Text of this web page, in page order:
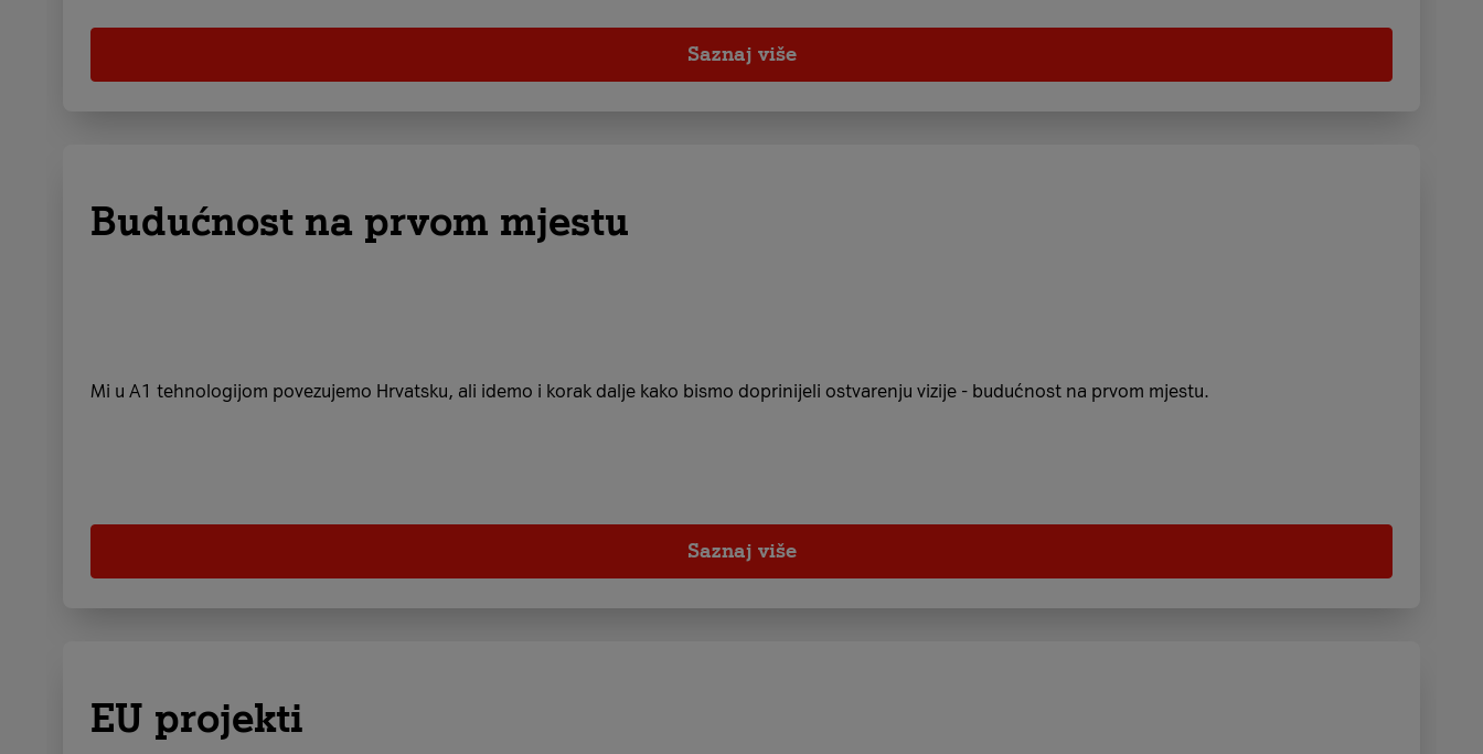
Saznaj više
Budućnost na prvom mjestu
Mi u A1 tehnologijom povezujemo Hrvatsku, ali idemo i korak dalje kako bismo doprinijeli ostvarenju vizije - budućnost na prvom mjestu.
Saznaj više
EU projekti